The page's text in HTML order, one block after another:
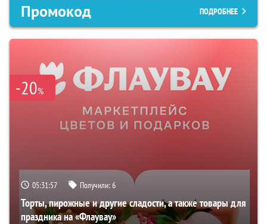
Промокод ПОДРОБНЕЕ
-20%
05:31:56 Получили:6
Торты, пирожные и другие сладости, а также товары для
праздника на «Флаувау»